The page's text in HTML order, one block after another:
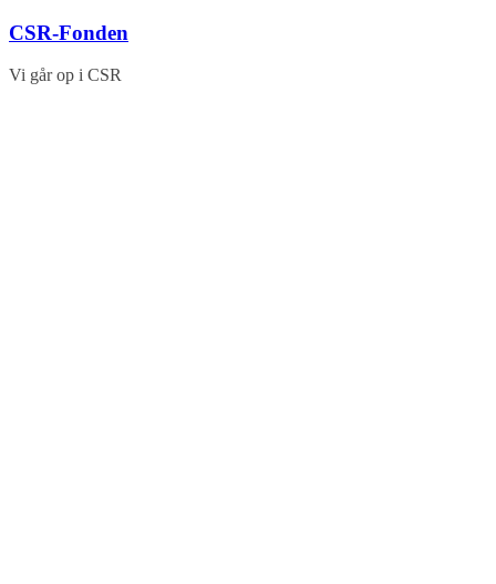
Skip
content
CSR-Fonden
Vi går op i CSR